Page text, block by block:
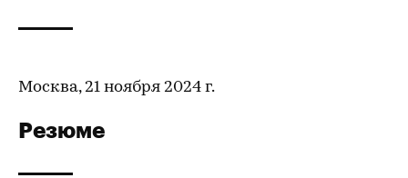
Москва, 21 ноября 2024 г.
Резюме